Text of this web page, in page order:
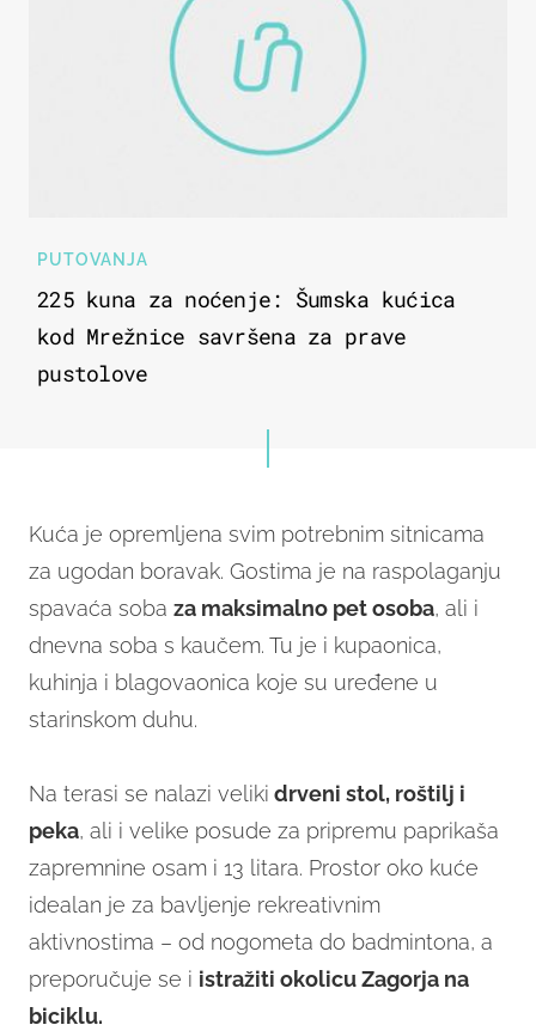
PUTOVANJA
225 kuna za noćenje: Šumska kućica
kod Mrežnice savršena za prave
pustolove
Kuća je opremljena svim potrebnim sitnicama
za ugodan boravak. Gostima je na raspolaganju
spavaća soba za maksimalno pet osoba, ali i
dnevna soba s kaučem. Tu je i kupaonica,
kuhinja i blagovaonica koje su uređene u
starinskom duhu.
Na terasi se nalazi veliki drveni stol, roštilj i
peka, ali i velike posude za pripremu paprikaša
zapremnine osam i 13 litara. Prostor oko kuće
idealan je za bavljenje rekreativnim
aktivnostima – od nogometa do badmintona, a
preporučuje se i istražiti okolicu Zagorja na
biciklu.